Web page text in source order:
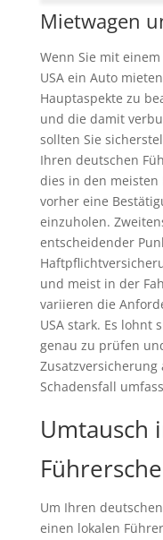
Mietwagen
Wenn Sie mit
USA ein Auto
Hauptaspekte zu
und die damit
sollten Sie
Ihren deutschen
dies in den
vorher eine
einzuholen.
entscheidender
und meist in der
variieren die
USA stark. Es lohnt
genau zu prüfen
Schadensfall
Umtausch
Um Ihren
einen lokalen